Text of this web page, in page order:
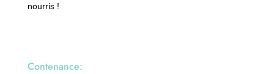
nourris !
Contenance: